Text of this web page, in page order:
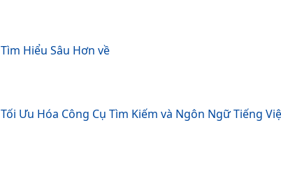
Tìm Hiểu Sâu Hơn về
Tối Ưu Hóa Công Cụ Tìm Kiếm và Ngôn Ngữ Tiếng